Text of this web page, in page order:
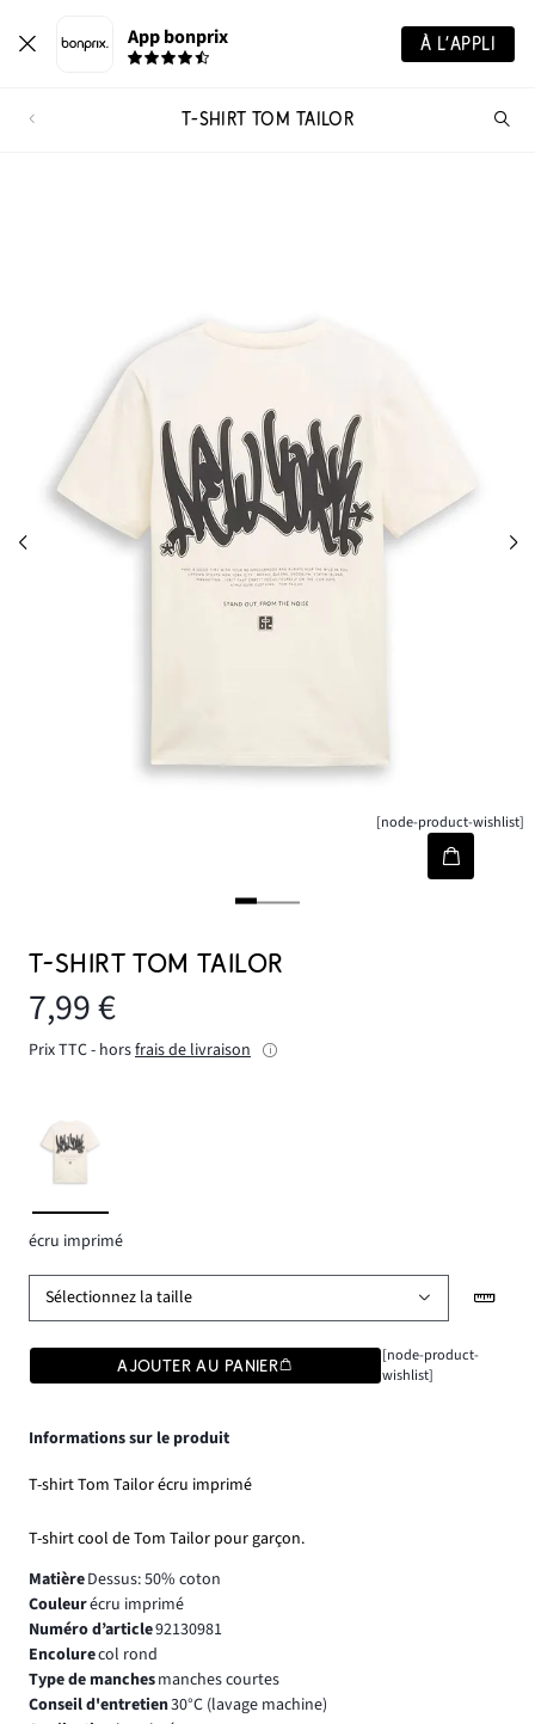
App bonprix À L’APPLI
T-SHIRT TOM TAILOR
[node-product-wishlist]
T-SHIRT TOM TAILOR
7,99 €
Prix TTC - horsfrais de livraison
écru imprimé
Sélectionnez la taille
AJOUTER AU PANIER
[node-product-
wishlist]
Informations sur le produit
T-shirt Tom Tailor écru imprimé
T-shirt cool de Tom Tailor pour garçon.
MatièreDessus: 50% coton
Couleurécru imprimé
Numéro d’article92130981
Encolurecol rond
Type de manchesmanches courtes
Conseil d'entretien30°C (lavage machine)